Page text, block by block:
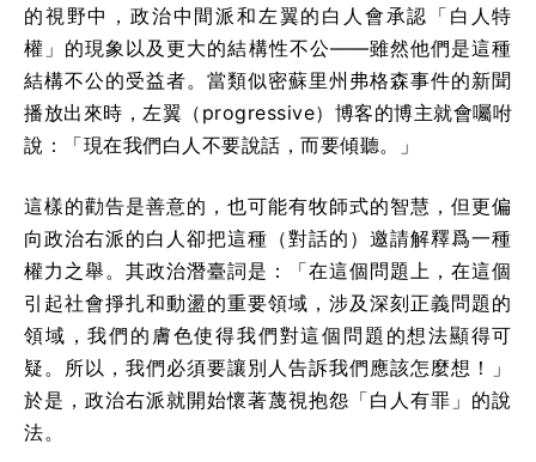
的視野中，政治中間派和左翼的白人會承認「白人特
權」的現象以及更大的結構性不公——雖然他們是這種
結構不公的受益者。當類似密蘇里州弗格森事件的新聞
播放出來時，左翼（progressive）博客的博主就會囑咐
說：「現在我們白人不要說話，而要傾聽。」
這樣的勸告是善意的，也可能有牧師式的智慧，但更偏
向政治右派的白人卻把這種（對話的）邀請解釋爲一種
權力之舉。其政治潛臺詞是：「在這個問題上，在這個
引起社會掙扎和動盪的重要領域，涉及深刻正義問題的
領域，我們的膚色使得我們對這個問題的想法顯得可
疑。所以，我們必須要讓別人告訴我們應該怎麼想！」
於是，政治右派就開始懷著蔑視抱怨「白人有罪」的說
法。